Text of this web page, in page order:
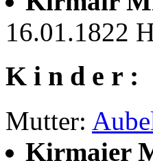
16.01.1822
K i n d e r :
Mutter:
Kirmaier